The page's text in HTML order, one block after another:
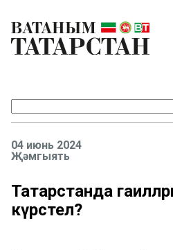
04 июнь 2024
Җәмгыять
Татарстанда
күрсәтелә?